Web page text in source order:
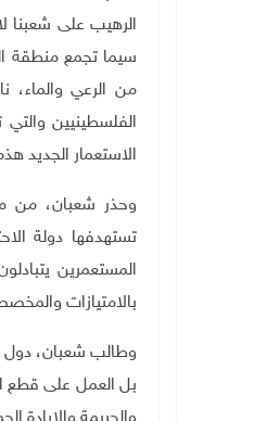
الرهيب على شعبنا
سيما تجمع منطقة
من الرعي والماء،
الفلسطينيين
الاستعمار الجديد
وحذر شعبان، من
تستهدفها دولة
المستعمرين
بالامتيازات
وطالب شعبان، دول
بل العمل على قطع